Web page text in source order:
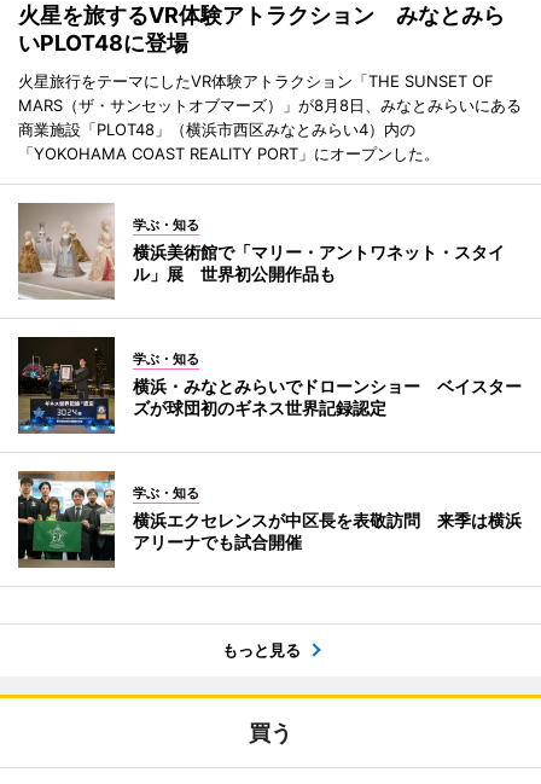
火星を旅するVR体験アトラクション みなとみら
いPLOT48に登場
火星旅行をテーマにしたVR体験アトラクション「THE SUNSET OF
MARS（ザ・サンセットオブマーズ）」が8月8日、みなとみらいにある
商業施設「PLOT48」（横浜市西区みなとみらい4）内の
「YOKOHAMA COAST REALITY PORT」にオープンした。
学ぶ・知る
横浜美術館で「マリー・アントワネット・スタイ
ル」展 世界初公開作品も
学ぶ・知る
横浜・みなとみらいでドローンショー ベイスター
ズが球団初のギネス世界記録認定
学ぶ・知る
横浜エクセレンスが中区長を表敬訪問 来季は横浜
アリーナでも試合開催
もっと見る
買う